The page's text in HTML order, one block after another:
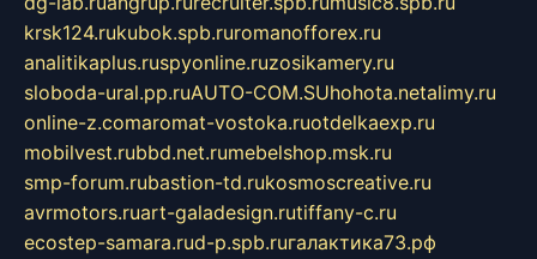
krsk124.rukubok.spb.ruromanofforex.ru
analitikaplus.ruspyonline.ruzosikamery.ru
sloboda-ural.pp.ruAUTO-COM.SUhohota.netalimy.ru
online-z.comaromat-vostoka.ruotdelkaexp.ru
mobilvest.rubbd.net.rumebelshop.msk.ru
smp-forum.rubastion-td.rukosmoscreative.ru
avrmotors.ruart-galadesign.rutiffany-c.ru
ecostep-samara.rud-p.spb.ruгалактика73.рф